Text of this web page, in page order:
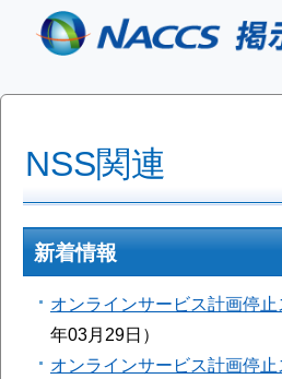
NSS関連
新着情報
オンラインサービス計画停
年03月29日
オンラインサービス計画停